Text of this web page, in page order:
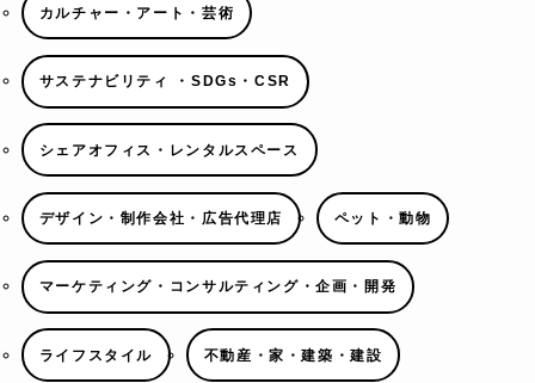
カルチャー・アート・芸術
サステナビリティ ・SDGs・CSR
シェアオフィス・レンタルスペース
デザイン・制作会社・広告代理店 ペット・動物
マーケティング・コンサルティング・企画・開発
ライフスタイル 不動産・家・建築・建設